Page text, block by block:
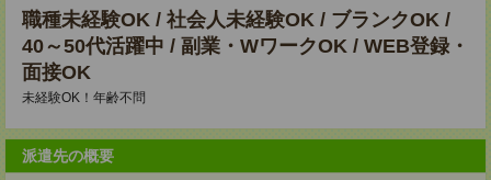
職種未経験OK / 社会人未経験OK / ブランクOK /
40～50代活躍中 / 副業・WワークOK / WEB登録・
面接OK
未経験OK！年齢不問
派遣先の概要